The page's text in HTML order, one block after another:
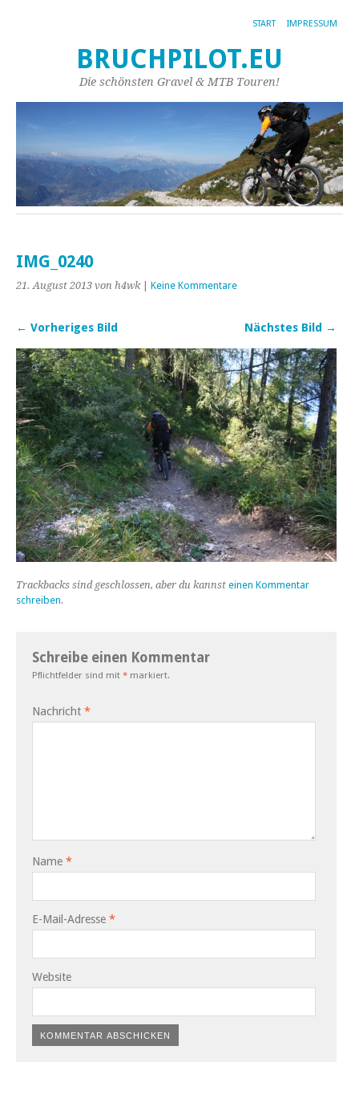
START IMPRESSUM
BRUCHPILOT.EU
Die schönsten Gravel & MTB Touren!
IMG_0240
21. August 2013 von h4wk| Keine Kommentare
← Vorheriges Bild Nächstes Bild →
Trackbacks sind geschlossen, aber du kannst einen Kommentar
schreiben.
Schreibe einen Kommentar
Pflichtfelder sind mit * markiert.
Nachricht *
Name *
E-Mail-Adresse *
Website